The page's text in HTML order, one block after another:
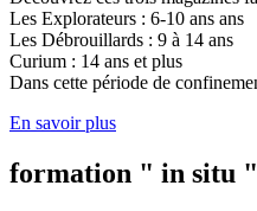
Les Explorateurs : 6-10 ans ans
Les Débrouillards : 9 à 14 ans
Curium : 14 ans et plus
Dans cette période de
En savoir plus
formation " in situ "